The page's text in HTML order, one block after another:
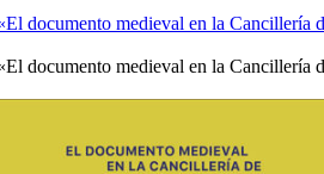
documento medieval en la Cancillería
documento medieval en la Cancillería